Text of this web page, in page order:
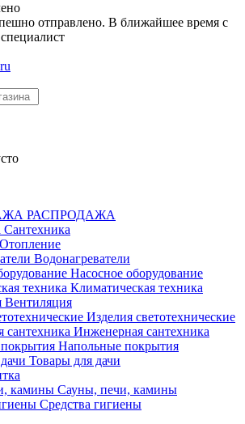
отправлено. В ближайшее время с
РАСПРОДАЖА
Сантехника
Отопление
Водонагреватели
Насосное оборудование
Климатическая техника
Вентиляция
Изделия светотехнические
Инженерная сантехника
Напольные покрытия
Товары для дачи
Сауны, печи, камины
Средства гигиены